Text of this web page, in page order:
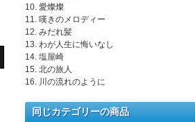
10. 愛燦燦
11. 嘆きのメロディー
12. みだれ髪
13. わが人生に悔いなし
14. 塩屋崎
15. 北の旅人
16. 川の流れのように
同じカテゴリーの商品